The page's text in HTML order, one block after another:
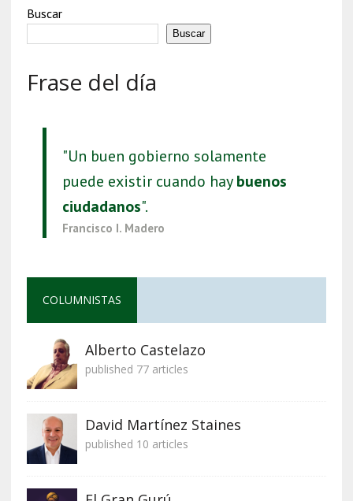
Buscar
Buscar
Frase del día
"Un buen gobierno solamente
puede existir cuando haybuenos
ciudadanos".
Francisco I. Madero
COLUMNISTAS
Alberto Castelazo
published 77 articles
David Martínez Staines
published 10 articles